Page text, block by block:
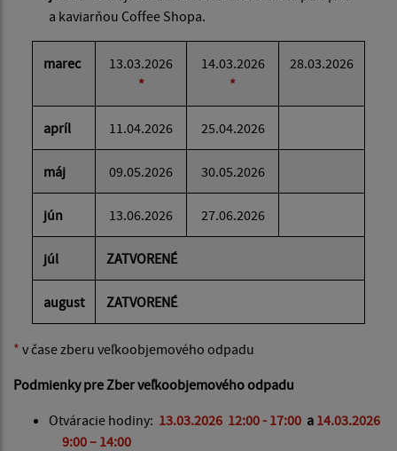
a kaviarňou Coffee Shopa.
marec
13.03.2026
*
14.03.2026
*
28.03.2026
apríl 11.04.2026 25.04.2026
máj 09.05.2026 30.05.2026
jún 13.06.2026 27.06.2026
júl ZATVORENÉ
august ZATVORENÉ
* v čase zberu veľkoobjemového odpadu
Podmienky pre Zber veľkoobjemového odpadu
Otváracie hodiny: 13.03.2026 12:00 - 17:00 a 14.03.2026
9:00 – 14:00